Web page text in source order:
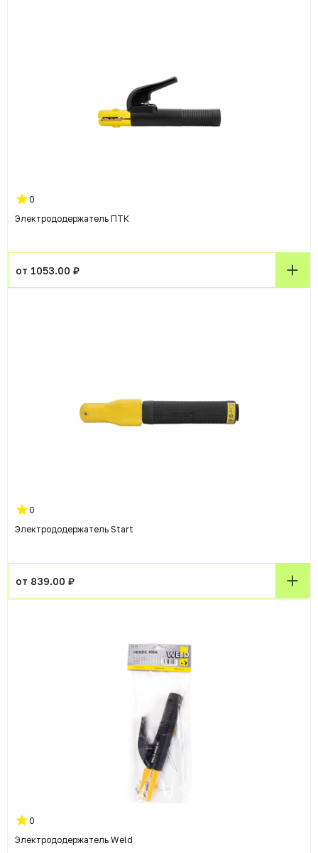
0
Электрододержатель ПТК
от 1053.00 ₽
0
Электрододержатель Start
от 839.00 ₽
0
Электрододержатель Weld